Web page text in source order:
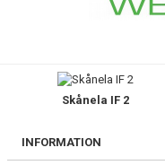
BILDGALLERI
Skånela IF 2
INFORMATION